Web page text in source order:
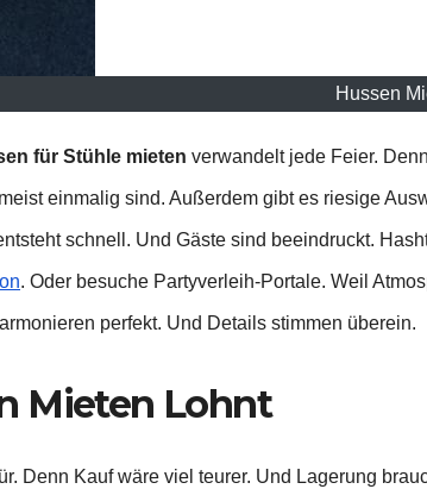
Hussen
für Stühle mieten verwandelt jede Feier.
einmalig sind. Außerdem gibt es riesige
schnell. Und Gäste sind beeindruckt.
. Oder besuche Partyverleih-Portale. Weil
perfekt. Und Details stimmen überein.
Mieten Lohnt
Denn Kauf wäre viel teurer. Und Lagerung